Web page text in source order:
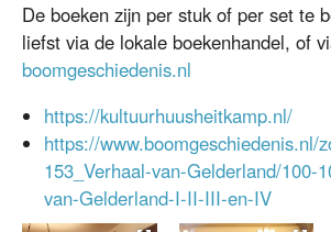
De boeken zijn per stuk of per set te
liefst via de lokale boekenhandel, of
boomgeschiedenis.nl
https://kultuurhuusheitkamp.nl/
https://www.boomgeschiedenis.nl/
153_Verhaal-van-Gelderland/100-
van-Gelderland-I-II-III-en-IV